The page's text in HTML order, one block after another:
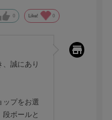
0 Like! 0
誠にあり
ップをお選
ボールと